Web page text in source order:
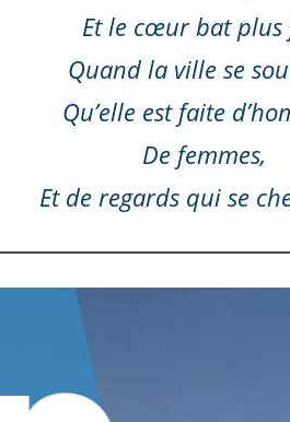
Et le cœur bat
Quand la ville se
Qu’elle est faite
De femmes,
Et de regards qui se